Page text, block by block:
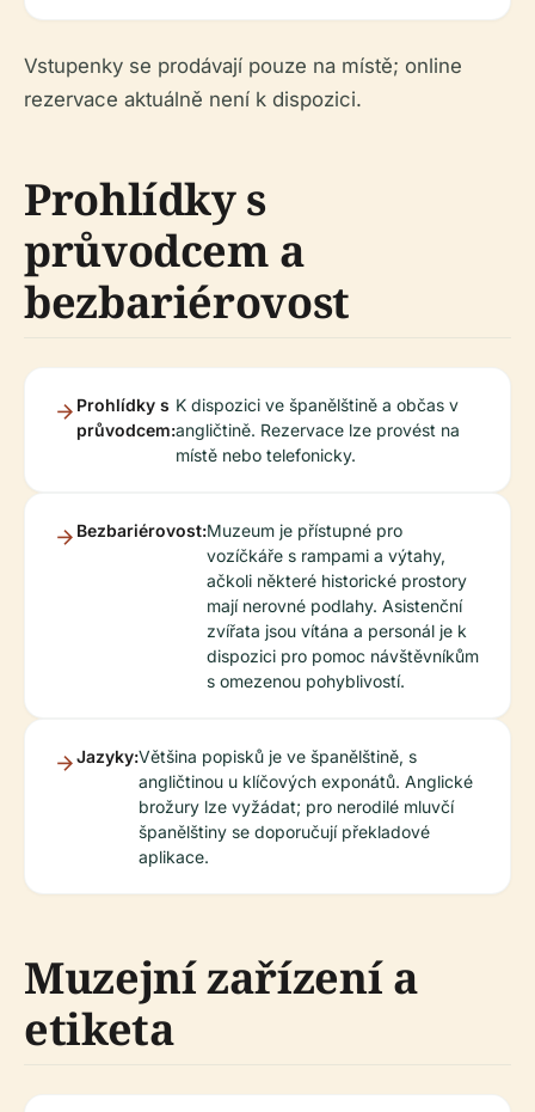
Vstupenky se prodávají pouze na místě; online
rezervace aktuálně není k dispozici.
Prohlídky s
průvodcem a
bezbariérovost
Prohlídky s
průvodcem:
K dispozici ve španělštině a občas v
angličtině. Rezervace lze provést na
místě nebo telefonicky.
Bezbariérovost:Muzeum je přístupné pro
vozíčkáře s rampami a výtahy,
ačkoli některé historické prostory
mají nerovné podlahy. Asistenční
zvířata jsou vítána a personál je k
dispozici pro pomoc návštěvníkům
s omezenou pohyblivostí.
Jazyky:Většina popisků je ve španělštině, s
angličtinou u klíčových exponátů. Anglické
brožury lze vyžádat; pro nerodilé mluvčí
španělštiny se doporučují překladové
aplikace.
Muzejní zařízení a
etiketa